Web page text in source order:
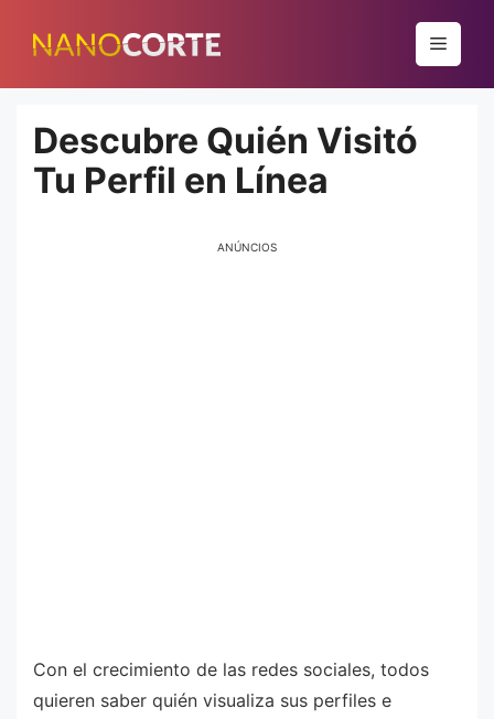
para
conteúdo
Menu
Descubre Quién Visitó
Tu Perfil en Línea
ANÚNCIOS
Con el crecimiento de las redes sociales, todos
quieren saber quién visualiza sus perfiles e